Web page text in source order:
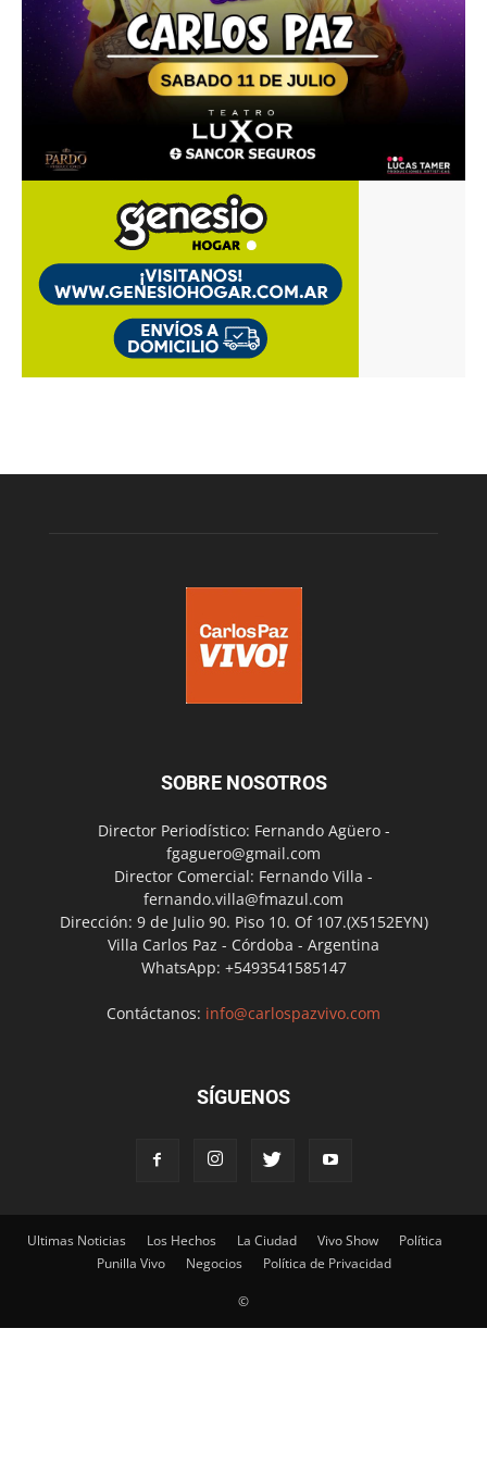
SOBRE NOSOTROS
Director Periodístico: Fernando Agüero -
fgaguero@gmail.com
Director Comercial: Fernando Villa -
fernando.villa@fmazul.com
Dirección: 9 de Julio 90. Piso 10. Of 107.(X5152EYN)
Villa Carlos Paz - Córdoba - Argentina
WhatsApp: +5493541585147
Contáctanos: info@carlospazvivo.com
SÍGUENOS
Ultimas Noticias Los Hechos La Ciudad Vivo Show
Política
Punilla Vivo
Negocios Política de Privacidad
©